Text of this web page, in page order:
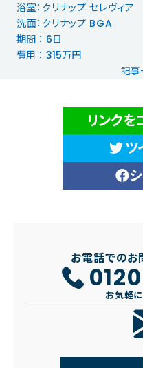
浴室：クリナップ セレヴィア
洗面：クリナップ BGA
期間 ： 6日
費用 ： 315万円
記事
リンクを
ツ
お電話でのお
お気軽